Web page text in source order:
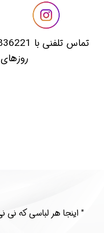
​​" اینجا هر لباسی که نی